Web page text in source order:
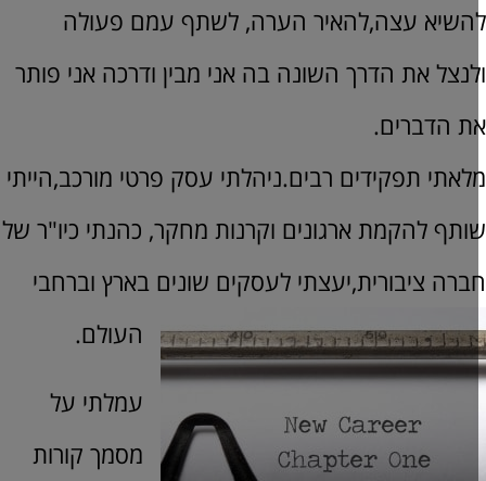
עצה,להאיר הערה, לשתף עמם פעולה
את הדרך השונה בה אני מבין ודרכה אני פותר
הדברים.
תפקידים רבים.ניהלתי עסק פרטי מורכב,הייתי
להקמת ארגונים וקרנות מחקר, כהנתי כיו"ר של
ציבורית,יעצתי לעסקים שונים בארץ וברחבי
העולם.
עמלתי על
מסמך קורות